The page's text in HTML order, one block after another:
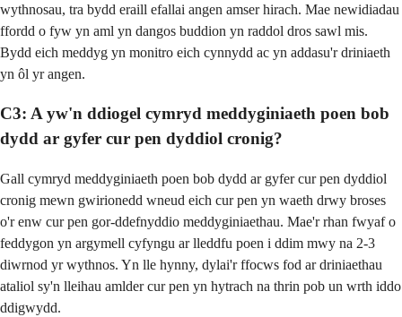
wythnosau, tra bydd eraill efallai angen amser hirach. Mae newidiadau
ffordd o fyw yn aml yn dangos buddion yn raddol dros sawl mis.
Bydd eich meddyg yn monitro eich cynnydd ac yn addasu'r driniaeth
yn ôl yr angen.
C3: A yw'n ddiogel cymryd meddyginiaeth poen bob
dydd ar gyfer cur pen dyddiol cronig?
Gall cymryd meddyginiaeth poen bob dydd ar gyfer cur pen dyddiol
cronig mewn gwirionedd wneud eich cur pen yn waeth drwy broses
o'r enw cur pen gor-ddefnyddio meddyginiaethau. Mae'r rhan fwyaf o
feddygon yn argymell cyfyngu ar lleddfu poen i ddim mwy na 2-3
diwrnod yr wythnos. Yn lle hynny, dylai'r ffocws fod ar driniaethau
ataliol sy'n lleihau amlder cur pen yn hytrach na thrin pob un wrth iddo
ddigwydd.